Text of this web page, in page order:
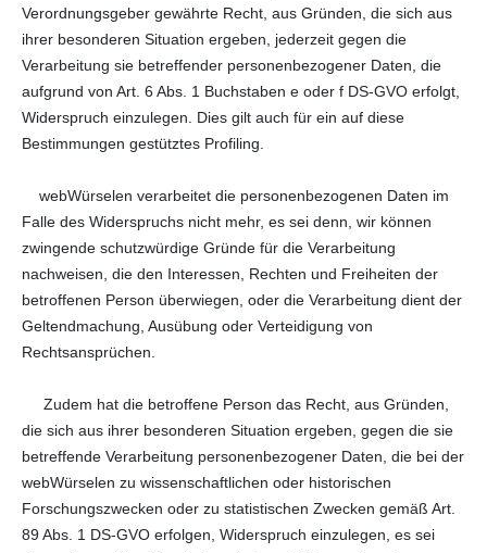
Verordnungsgeber gewährte Recht, aus Gründen, die sich aus
ihrer besonderen Situation ergeben, jederzeit gegen die
Verarbeitung sie betreffender personenbezogener Daten, die
aufgrund von Art. 6 Abs. 1 Buchstaben e oder f DS-GVO erfolgt,
Widerspruch einzulegen. Dies gilt auch für ein auf diese
Bestimmungen gestütztes Profiling.
webWürselen verarbeitet die personenbezogenen Daten im
Falle des Widerspruchs nicht mehr, es sei denn, wir können
zwingende schutzwürdige Gründe für die Verarbeitung
nachweisen, die den Interessen, Rechten und Freiheiten der
betroffenen Person überwiegen, oder die Verarbeitung dient der
Geltendmachung, Ausübung oder Verteidigung von
Rechtsansprüchen.
Zudem hat die betroffene Person das Recht, aus Gründen,
die sich aus ihrer besonderen Situation ergeben, gegen die sie
betreffende Verarbeitung personenbezogener Daten, die bei der
webWürselen zu wissenschaftlichen oder historischen
Forschungszwecken oder zu statistischen Zwecken gemäß Art.
89 Abs. 1 DS-GVO erfolgen, Widerspruch einzulegen, es sei